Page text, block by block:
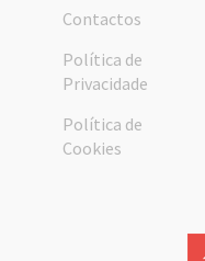
Contactos
Política de
Privacidade
Política de
Cookies